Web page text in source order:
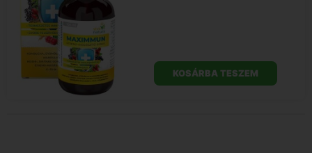
KOSÁRBA TESZEM